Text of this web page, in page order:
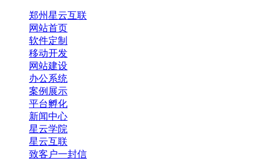
郑州星云互联
网站首页
软件定制
移动开发
网站建设
办公系统
案例展示
平台孵化
新闻中心
星云学院
星云互联
致客户一封信